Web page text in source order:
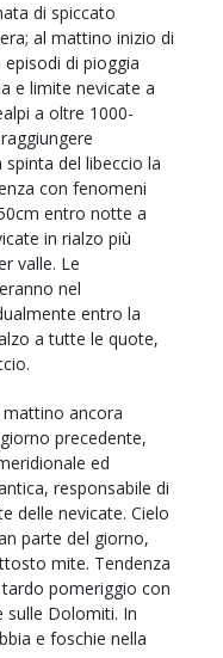
di spiccato
al mattino inizio di
di pioggia
e limite nevicate a
a oltre 1000-
del libeccio la
con fenomeni
entro notte a
in rialzo più
valle. Le
nel
entro la
a tutte le quote,
ancora
precedente,
ed
responsabile di
delle nevicate. Cielo
parte del giorno,
mite. Tendenza
pomeriggio con
sulle Dolomiti. In
e foschie nella